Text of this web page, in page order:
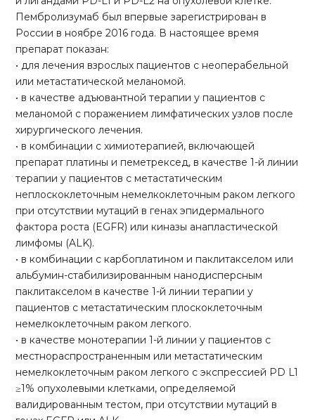
Пембролизумаб был впервые зарегистрирован в
России в ноябре 2016 года. В настоящее время
препарат показан:
• для лечения взрослых пациентов с неоперабельной
или метастатической меланомой.
• в качестве адъювантной терапии у пациентов с
меланомой с поражением лимфатических узлов после
хирургического лечения.
• в комбинации с химиотерапией, включающей
препарат платины и пеметрексед, в качестве 1-й линии
терапии у пациентов с метастатическим
неплоскоклеточным немелкоклеточным раком легкого
при отсутствии мутаций в генах эпидермального
фактора роста (EGFR) или киназы анапластической
лимфомы (ALK).
• в комбинации с карбоплатином и паклитакселом или
альбумин-стабилизированным нанодисперсным
паклитакселом в качестве 1-й линии терапии у
пациентов с метастатическим плоскоклеточным
немелкоклеточным раком легкого.
• в качестве монотерапии 1-й линии у пациентов с
местнораспространенным или метастатическим
немелкоклеточным раком легкого c экспрессией PD L1
≥1% опухолевыми клетками, определяемой
валидированным тестом, при отсутствии мутаций в